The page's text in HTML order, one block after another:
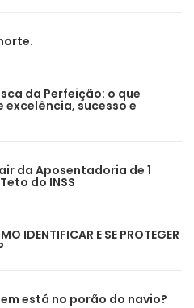
da Perfeição: o que
excelência, sucesso e
da Aposentadoria de 1
do INSS
IDENTIFICAR E SE PROTEGER
está no porão do navio?